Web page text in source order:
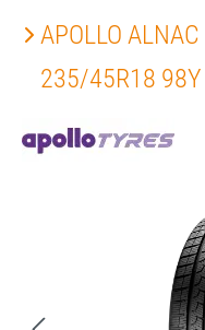
APOLLO
235/45R18 98Y
Bildergalerie